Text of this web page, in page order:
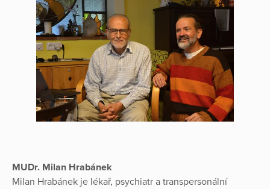
MUDr. Milan Hrabánek
Milan Hrabánek je lékař, psychiatr a transpersonální